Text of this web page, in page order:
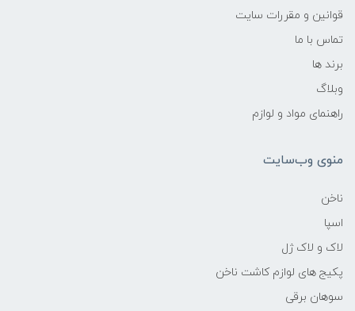
قوانین و مقررات سایت
تماس با ما
برند ها
وبلاگ
راهنمای مواد و لوازم
منوی وب‌سایت
ناخن
اسپا
لاک و لاک ژل
پکیج های لوازم کاشت ناخن
سوهان برقی